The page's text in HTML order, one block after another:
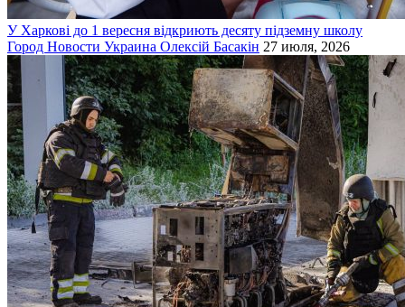
У Харкові до 1 вересня відкриють десяту підземну школу
Город Новости Украина Олексій Басакін 27 июля, 2026